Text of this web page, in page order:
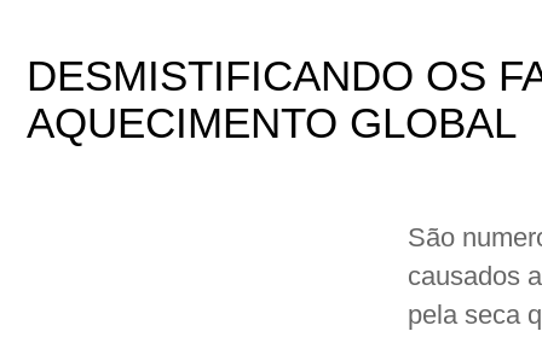
DESMISTIFICANDO OS
AQUECIMENTO GLOBAL
São
causados
pela seca